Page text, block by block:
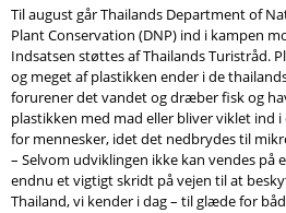
Til august går Thailands Department of
Plant Conservation (DNP) ind i kampen
Indsatsen støttes af Thailands Turistråd.
og meget af plastikken ender i de
forurener det vandet og dræber fisk og
plastikken med mad eller bliver viklet ind
for mennesker, idet det nedbrydes til
– Selvom udviklingen ikke kan vendes på
endnu et vigtigt skridt på vejen til at
Thailand, vi kender i dag – til glæde for